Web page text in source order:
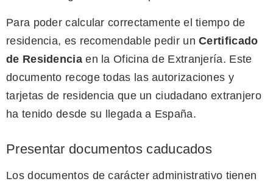
Para poder calcular correctamente el tiempo de
residencia, es recomendable pedir unCertificado
de Residenciaen la Oficina de Extranjería. Este
documento recoge todas las autorizaciones y
tarjetas de residencia que un ciudadano extranjero
ha tenido desde su llegada a España.
Presentar documentos caducados
Los documentos de carácter administrativo tienen